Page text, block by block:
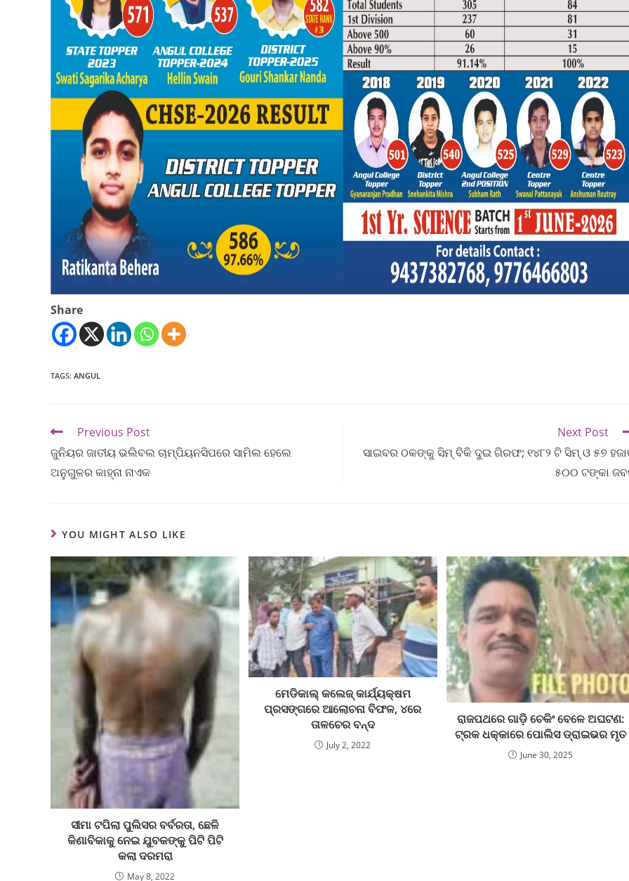
Share
TAGS: ANGUL
Previous Post
ଜୁନିୟର ଜାତୀୟ ଭଲିବଲ ଚାମ୍ପିୟନସିପରେ ସାମିଲ ହେଲେ
ଅନୁଗୁଳର କାହ୍ନା ନାଏକ
Next Post
ସାଇବର ଠକଙ୍କୁ ସିମ୍ ବିକି ଦୁଇ ଗିରଫ; ୧୪୮୨ ଟି ସିମ୍ ଓ ୫୭
୫୦୦ ଟଙ୍କା
YOU MIGHT ALSO LIKE
ସୀମା ଟପିଲା ପୁଲିସର ବର୍ବରତା, ଛେଳି
କିଣାବିକାକୁ ନେଇ ଯୁବକଙ୍କୁ ପିଟି ପିଟି
କଲା ଦରମରା
May 8, 2022
ମେଡିକାଲ୍ କଲେଜ୍ କାର୍ଯ୍ୟକ୍ଷମ
ପ୍ରସଙ୍ଗରେ ଆଲୋଚନା ବିଫଳ, ୪ରେ
ତାଳଚେର ବନ୍ଦ
July 2, 2022
ରାଜପଥରେ ଗାଡ଼ି ଚେକିଂ ବେଳେ ଅଘଟଣ:
ଟ୍ରକ ଧକ୍କାରେ ପୋଲିସ ଡ୍ରାଇଭର ମୃତ
June 30, 2025